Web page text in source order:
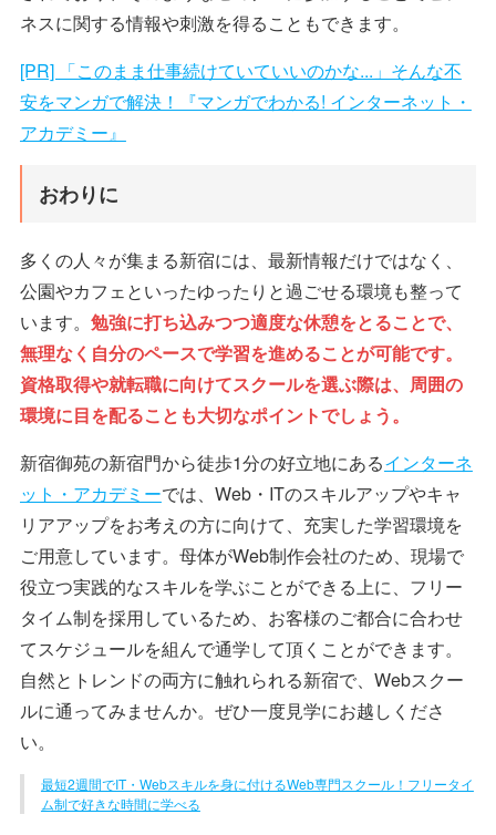
ネスに関する情報や刺激を得ることもできます。
[PR] 「このまま仕事続けていていいのかな...」そんな不
安をマンガで解決！『マンガでわかる! インターネット・
アカデミー』
おわりに
多くの人々が集まる新宿には、最新情報だけではなく、
公園やカフェといったゆったりと過ごせる環境も整って
います。 勉強に打ち込みつつ適度な休憩をとることで、
無理なく自分のペースで学習を進めることが可能です。
資格取得や就転職に向けてスクールを選ぶ際は、周囲の
環境に目を配ることも大切なポイントでしょう。
新宿御苑の新宿門から徒歩1分の好立地にあるインターネ
ット・アカデミーでは、Web・ITのスキルアップやキャ
リアアップをお考えの方に向けて、充実した学習環境を
ご用意しています。母体がWeb制作会社のため、現場で
役立つ実践的なスキルを学ぶことができる上に、フリー
タイム制を採用しているため、お客様のご都合に合わせ
てスケジュールを組んで通学して頂くことができます。
自然とトレンドの両方に触れられる新宿で、Webスクー
ルに通ってみませんか。ぜひ一度見学にお越しくださ
い。
最短2週間でIT・Webスキルを身に付けるWeb専門スクール！フリータイ
ム制で好きな時間に学べる